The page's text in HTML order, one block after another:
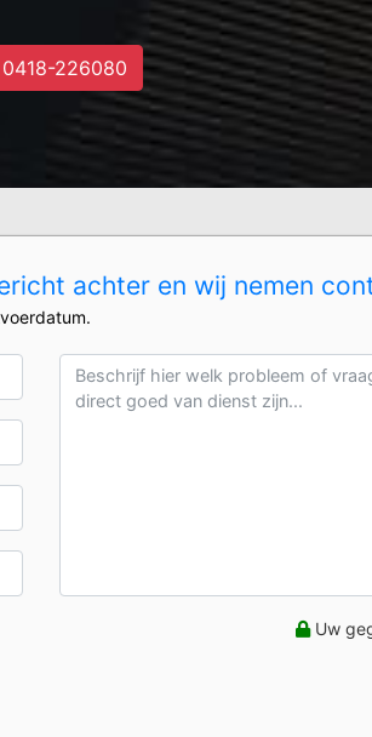
0418-226080
achter en wij nemen
Uw